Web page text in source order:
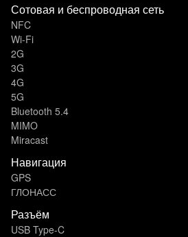
Сотовая и беспроводная сеть
NFC
Wi-Fi
2G
3G
4G
5G
Bluetooth 5.4
MIMO
Miracast
Навигация
GPS
ГЛОНАСС
Разъём
USB Type-C